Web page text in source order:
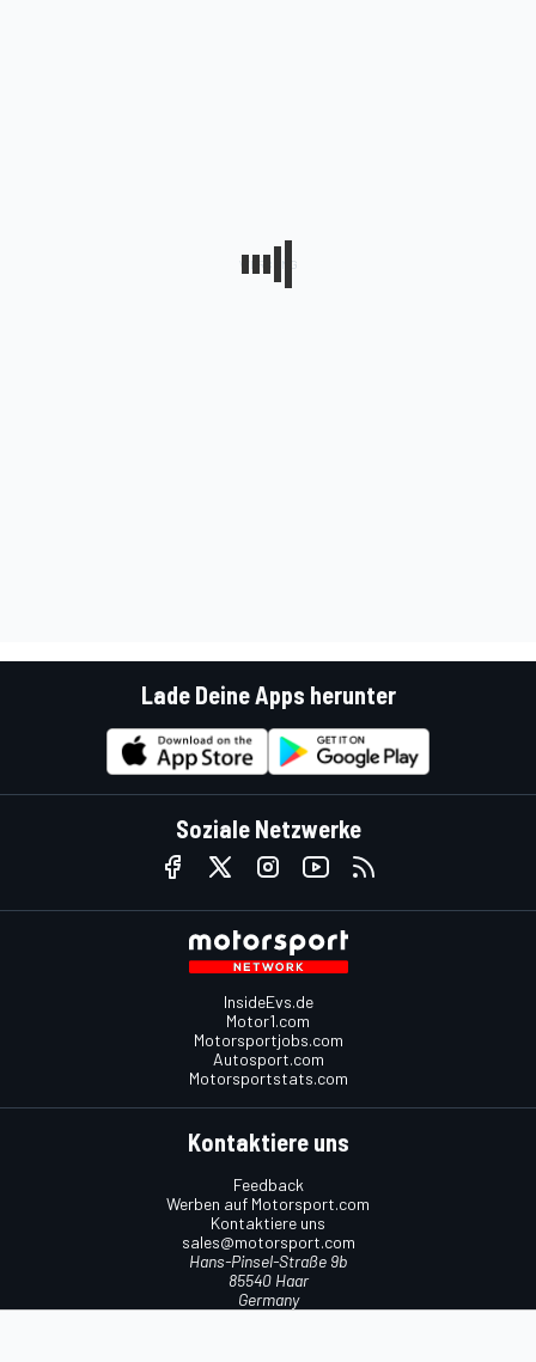
Lade Deine Apps herunter
Soziale Netzwerke
InsideEvs.de
Motor1.com
Motorsportjobs.com
Autosport.com
Motorsportstats.com
Kontaktiere uns
Feedback
Werben auf Motorsport.com
Kontaktiere uns
sales@motorsport.com
Hans-Pinsel-Straße 9b
85540 Haar
Germany